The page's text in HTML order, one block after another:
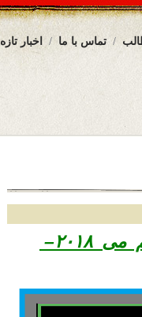
اخبار تازه تماس با ما
۱۳۹۷ – دهم می ۲۰۱۸–